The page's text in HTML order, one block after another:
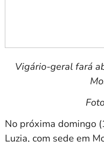
Vigário-geral fará
No próxima domingo
Luzia, com sede em